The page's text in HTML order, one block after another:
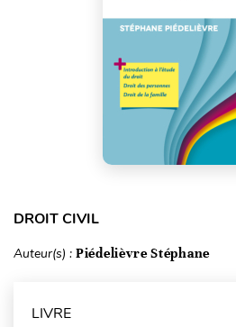
DROIT CIVIL
Auteur(s) : Piédelièvre Stéphane
LIVRE